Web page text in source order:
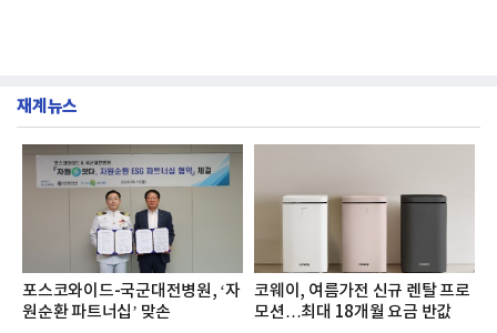
재계뉴스
포스코와이드-국군대전병원, ‘자
원순환 파트너십’ 맞손
코웨이, 여름가전 신규 렌탈 프로
모션…최대 18개월 요금 반값